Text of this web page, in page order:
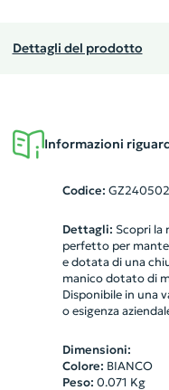
Dettagli del prodotto
Informazioni
Codice:
Dettagli: Scopri la
perfetto per
e dotata di una
manico dotato di
Disponibile in una
o esigenza
Dimensioni:
Colore: BIANCO
Peso: 0.071 Kg